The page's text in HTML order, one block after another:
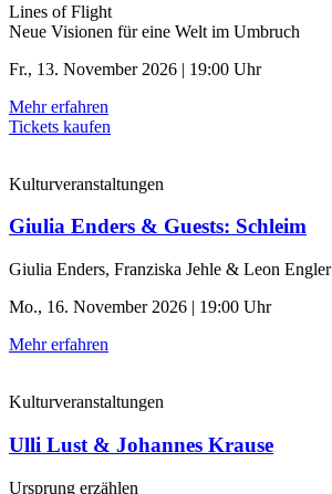
Lines of Flight
Neue Visionen für eine Welt im Umbruch
Fr., 13. November 2026 | 19:00 Uhr
Mehr erfahren
Tickets kaufen
Kulturveranstaltungen
Giulia Enders & Guests: Schleim
Giulia Enders, Franziska Jehle & Leon Engler
Mo., 16. November 2026 | 19:00 Uhr
Mehr erfahren
Kulturveranstaltungen
Ulli Lust & Johannes Krause
Ursprung erzählen